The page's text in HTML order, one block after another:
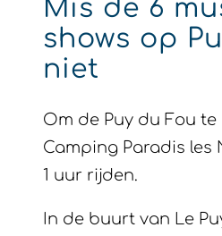
Mis de 6
shows op
niet
Om de Puy du Fou
Camping Paradis les
1 uur rijden.
In de buurt van Le